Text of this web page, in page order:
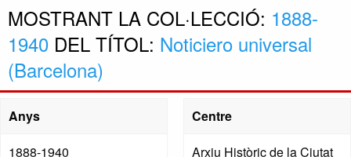
MOSTRANT LA COL·LECCIÓ: 1888-
1940 DEL TÍTOL: Noticiero universal
(Barcelona)
Anys
1888-1940
Centre
Arxiu Històric de la Ciutat